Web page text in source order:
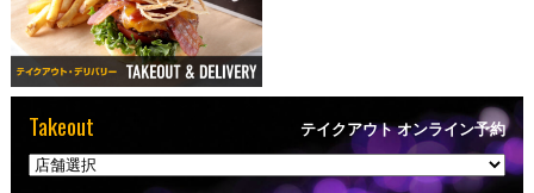
Takeout テイクアウト オンライン予約